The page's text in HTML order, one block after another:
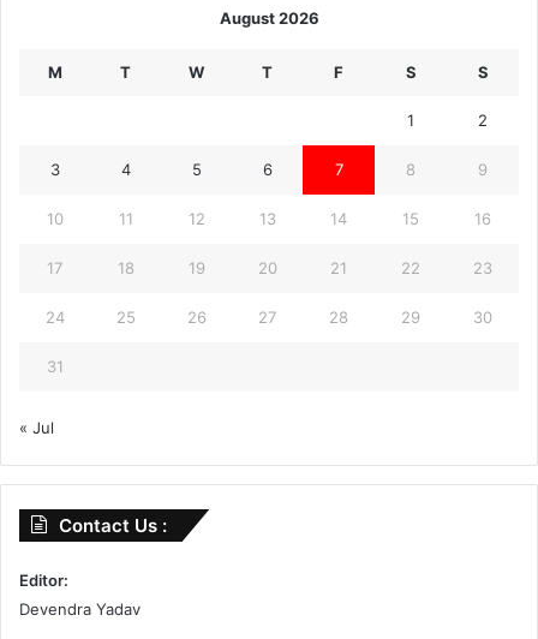
August 2026
M T W T F S S
1 2
3 4 5 6 7 8 9
10 11 12 13 14 15 16
17 18 19 20 21 22 23
24 25 26 27 28 29 30
31
« Jul
Contact Us :
Editor:
Devendra Yadav